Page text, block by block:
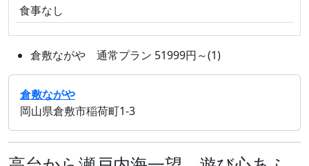
食事なし
倉敷ながや 通常プラン 51999円～(1)
倉敷ながや
岡山県倉敷市稲荷町1‐3